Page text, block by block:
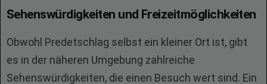
Sehenswürdigkeiten und Freizeitmöglichkeiten
Obwohl Predetschlag selbst ein kleiner Ort ist, gibt
es in der näheren Umgebung zahlreiche
Sehenswürdigkeiten, die einen Besuch wert sind. Ein